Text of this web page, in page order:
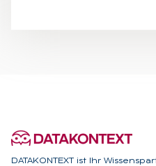
DATAKONTEXT ist Ihr